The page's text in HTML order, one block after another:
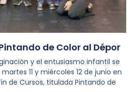
de Color al Dépor
y el entusiasmo infantil se
11 y miércoles 12 de junio en
de Cursos, titulada Pintando de